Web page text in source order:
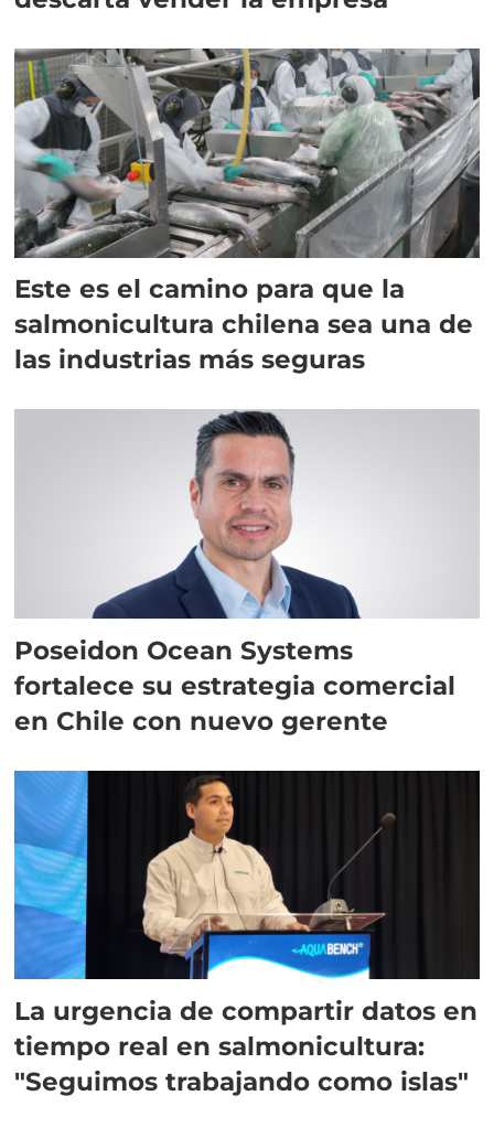
Este es el camino para que la
salmonicultura chilena sea una de
las industrias más seguras
Poseidon Ocean Systems
fortalece su estrategia comercial
en Chile con nuevo gerente
La urgencia de compartir datos en
tiempo real en salmonicultura:
"Seguimos trabajando como islas"